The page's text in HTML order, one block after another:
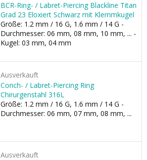
BCR-Ring- / Labret-Piercing Blackline Titan
Grad 23 Eloxiert Schwarz mit Klemmkugel
Größe: 1.2 mm / 16 G, 1.6 mm / 14 G -
Durchmesser: 06 mm, 08 mm, 10 mm, ... -
Kugel: 03 mm, 04 mm
Ausverkauft
Conch- / Labret-Piercing Ring
Chirurgenstahl 316L
Größe: 1.2 mm / 16 G, 1.6 mm / 14 G -
Durchmesser: 06 mm, 07 mm, 08 mm, ...
Ausverkauft